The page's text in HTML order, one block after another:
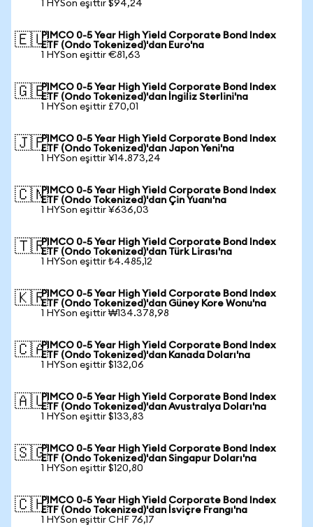
1 HYSon eşittir $94,24
🇪🇺PIMCO 0-5 Year High Yield Corporate Bond Index
ETF (Ondo Tokenized)'dan Euro'na
1 HYSon eşittir €81,63
🇬🇧PIMCO 0-5 Year High Yield Corporate Bond Index
ETF (Ondo Tokenized)'dan İngiliz Sterlini'na
1 HYSon eşittir £70,01
🇯🇵PIMCO 0-5 Year High Yield Corporate Bond Index
ETF (Ondo Tokenized)'dan Japon Yeni'na
1 HYSon eşittir ¥14.873,24
🇨🇳PIMCO 0-5 Year High Yield Corporate Bond Index
ETF (Ondo Tokenized)'dan Çin Yuanı'na
1 HYSon eşittir ¥636,03
🇹🇷PIMCO 0-5 Year High Yield Corporate Bond Index
ETF (Ondo Tokenized)'dan Türk Lirası'na
1 HYSon eşittir ₺4.485,12
🇰🇷PIMCO 0-5 Year High Yield Corporate Bond Index
ETF (Ondo Tokenized)'dan Güney Kore Wonu'na
1 HYSon eşittir ₩134.378,98
🇨🇦PIMCO 0-5 Year High Yield Corporate Bond Index
ETF (Ondo Tokenized)'dan Kanada Doları'na
1 HYSon eşittir $132,06
🇦🇺PIMCO 0-5 Year High Yield Corporate Bond Index
ETF (Ondo Tokenized)'dan Avustralya Doları'na
1 HYSon eşittir $133,83
🇸🇬PIMCO 0-5 Year High Yield Corporate Bond Index
ETF (Ondo Tokenized)'dan Singapur Doları'na
1 HYSon eşittir $120,80
🇨🇭PIMCO 0-5 Year High Yield Corporate Bond Index
ETF (Ondo Tokenized)'dan İsviçre Frangı'na
1 HYSon eşittir CHF 76,17